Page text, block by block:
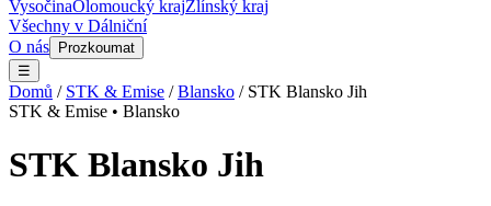
VysočinaOlomoucký krajZlínský kraj
Všechny v Dálniční
O nás
Prozkoumat
☰
Domů / STK & Emise /Blansko / STK Blansko Jih
STK & Emise • Blansko
STK Blansko Jih